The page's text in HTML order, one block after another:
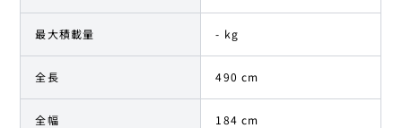
最大積載量 - kg
全長 490 cm
全幅 184 cm